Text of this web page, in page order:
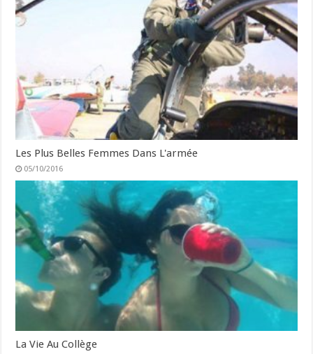
Les Plus Belles Femmes Dans L'armée
05/10/2016
La Vie Au Collège